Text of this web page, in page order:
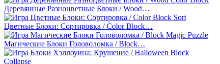
Деревянные Разноцветные Блоки / Wood…
Цветные Блоки: Сортировка / Color Block…
Магические Блоки Головоломка / Block…